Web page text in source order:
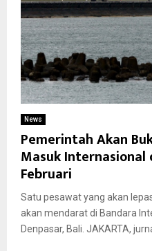
News
Pemerintah Akan
Masuk Internasional
Februari
Satu pesawat yang akan
akan mendarat di Bandara
Denpasar, Bali. JAKARTA,